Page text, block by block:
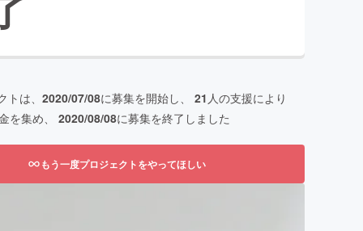
は、 2020/07/08に募集を開始し、 21 人の支援により
を集め、 2020/08/08に募集を終了しました
もう一度プロジェクトをやってほしい